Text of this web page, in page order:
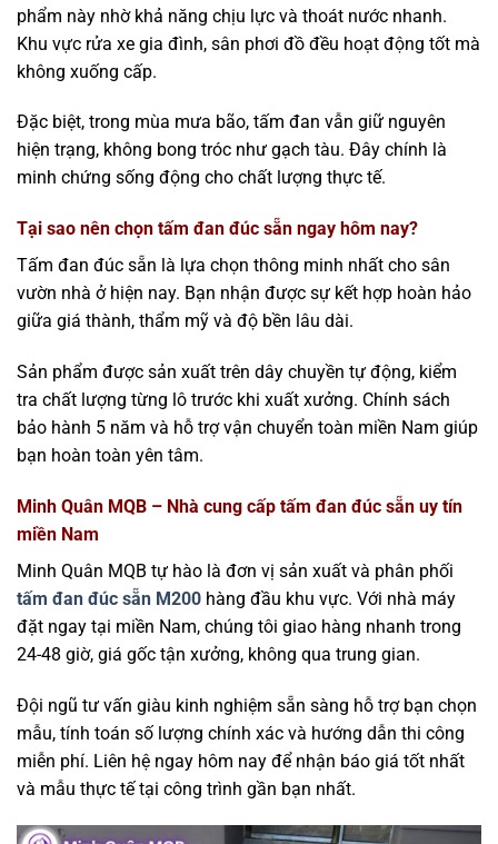
phẩm này nhờ khả năng chịu lực và thoát nước nhanh.
Khu vực rửa xe gia đình, sân phơi đồ đều hoạt động tốt mà
không xuống cấp.
Đặc biệt, trong mùa mưa bão, tấm đan vẫn giữ nguyên
hiện trạng, không bong tróc như gạch tàu. Đây chính là
minh chứng sống động cho chất lượng thực tế.
Tại sao nên chọn tấm đan đúc sẵn ngay hôm nay?
Tấm đan đúc sẵn là lựa chọn thông minh nhất cho sân
vườn nhà ở hiện nay. Bạn nhận được sự kết hợp hoàn hảo
giữa giá thành, thẩm mỹ và độ bền lâu dài.
Sản phẩm được sản xuất trên dây chuyền tự động, kiểm
tra chất lượng từng lô trước khi xuất xưởng. Chính sách
bảo hành 5 năm và hỗ trợ vận chuyển toàn miền Nam giúp
bạn hoàn toàn yên tâm.
Minh Quân MQB – Nhà cung cấp tấm đan đúc sẵn uy tín
miền Nam
Minh Quân MQB tự hào là đơn vị sản xuất và phân phối
tấm đan đúc sẵn M200 hàng đầu khu vực. Với nhà máy
đặt ngay tại miền Nam, chúng tôi giao hàng nhanh trong
24-48 giờ, giá gốc tận xưởng, không qua trung gian.
Đội ngũ tư vấn giàu kinh nghiệm sẵn sàng hỗ trợ bạn chọn
mẫu, tính toán số lượng chính xác và hướng dẫn thi công
miễn phí. Liên hệ ngay hôm nay để nhận báo giá tốt nhất
và mẫu thực tế tại công trình gần bạn nhất.